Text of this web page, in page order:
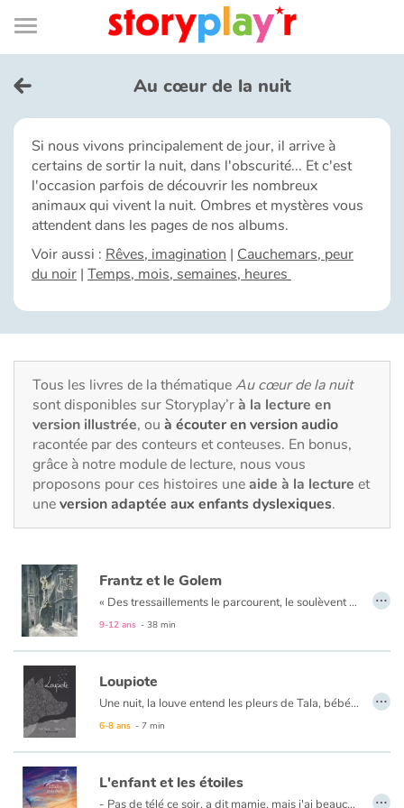
Connexion
Bibliothèque
de
page
Menu
Je me connecte
Tester gratuitement
Bibliothèque
Prix
Fable, mythe, littérature et poésie
Princesses et princes, rois, reines et dragons
Ogres, monstres et sorcières
Écologie, nature, saisons
Les animaux
Voyage, épopée, enquête, aventure
Autour du monde
Apprentissage
Au cœur de la nuit
Si nous vivons principalement de jour, il arrive à
certains de sortir la nuit, dans l'obscurité... Et c'est
l'occasion parfois de découvrir les nombreux
animaux qui vivent la nuit. Ombres et mystères vous
attendent dans les pages de nos albums.
Voir aussi : Rêves, imagination | Cauchemars, peur
du noir | Temps, mois, semaines, heures
Tous les livres de la thématiqueAu cœur de la nuit
sont disponibles sur Storyplay’rà la lecture en
version illustrée, ou à écouter en version audio
racontée par des conteurs et conteuses. En bonus,
grâce à notre module de lecture, nous vous
proposons pour ces histoires uneaide à la lecture et
uneversion adaptée aux enfants dyslexiques.
Frantz et le Golem
« Des tressaillements le parcourent, le soulèvent et il se sent comme propulsé dans les airs par une force étrange. Il ouvre les yeux et hagard regarde autour de lui.
9-12 ans - 38 min
…
Loupiote
Une nuit, la louve entend les pleurs de Tala, bébé abandonné dans la forêt. La bête décide de la ramener auprès des humains. Mais tout ne s’est pas passé comme prévu pour la petite humaine...
6-8 ans - 7 min
…
L'enfant et les étoiles
- Pas de télé ce soir, a dit mamie, mais j'ai beaucoup mieux...
…